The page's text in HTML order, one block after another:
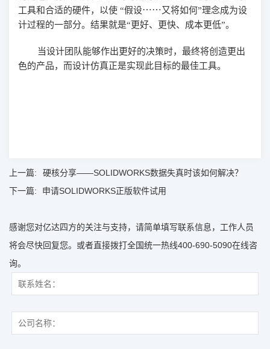
工具和合适的硬件，以使 “假设⋯⋯又将如何”理念成为设
计过程的一部分。结果就是“更好、更快、 成本更低”。
当设计团队能够作出更好的决策时，最终将创造更出
色的产品，而设计仿真正是实现此目标的最佳工具。
上一篇:
硬核分享——SOLIDWORKS数据失真时该如何解决？
下一篇:
申请SOLIDWORKS正版软件试用
感谢您对亿达四方的关注与支持，请简单填写联系信息，工作人员
将会尽快回复您。或者直接拨打全国统一热线400-690-5090在线咨
询。